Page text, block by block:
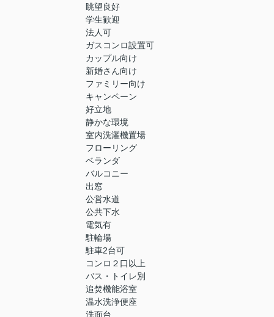
眺望良好
学生歓迎
法人可
ガスコンロ設置可
カップル向け
新婚さん向け
ファミリー向け
キャンペーン
好立地
静かな環境
室内洗濯機置場
フローリング
ベランダ
バルコニー
出窓
公営水道
公共下水
電気有
駐輪場
駐車2台可
コンロ２口以上
バス・トイレ別
追焚機能浴室
温水洗浄便座
洗面台